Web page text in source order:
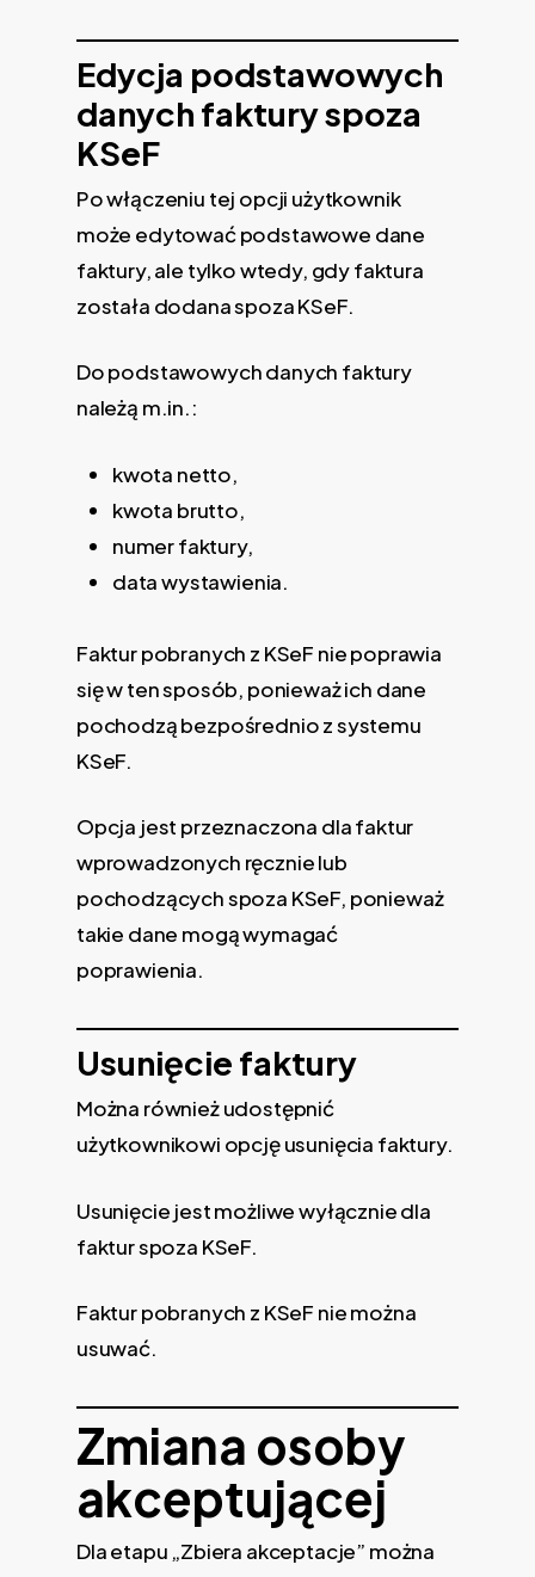
Edycja podstawowych
danych faktury spoza
KSeF
Po włączeniu tej opcji użytkownik
może edytować podstawowe dane
faktury, ale tylko wtedy, gdy faktura
została dodana spoza KSeF.
Do podstawowych danych faktury
należą m.in.:
kwota netto,
kwota brutto,
numer faktury,
data wystawienia.
Faktur pobranych z KSeF nie poprawia
się w ten sposób, ponieważ ich dane
pochodzą bezpośrednio z systemu
KSeF.
Opcja jest przeznaczona dla faktur
wprowadzonych ręcznie lub
pochodzących spoza KSeF, ponieważ
takie dane mogą wymagać
poprawienia.
Usunięcie faktury
Można również udostępnić
użytkownikowi opcję usunięcia faktury.
Usunięcie jest możliwe wyłącznie dla
faktur spoza KSeF.
Faktur pobranych z KSeF nie można
usuwać.
Zmiana osoby
akceptującej
Dla etapu „Zbiera akceptacje” można